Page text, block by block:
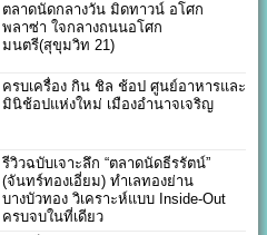
ตลาดนัดกลางวัน มิดทาวน์ อโศก
พลาซ่า ใจกลางถนนอโศก
มนตรี(สุขุมวิท 21)
ครบเครื่อง กิน ชิล ช้อป ศูนย์อาหารและ
มินิช้อปแห่งใหม่ เมืองอำนาจเจริญ
รีวิวฉบับเจาะลึก “ตลาดนัดธีรรัตน์”
(จันทร์ทองเอี่ยม) ทำเลทองย่าน
บางบัวทอง วิเคราะห์แบบ Inside-Out
ครบจบในที่เดียว